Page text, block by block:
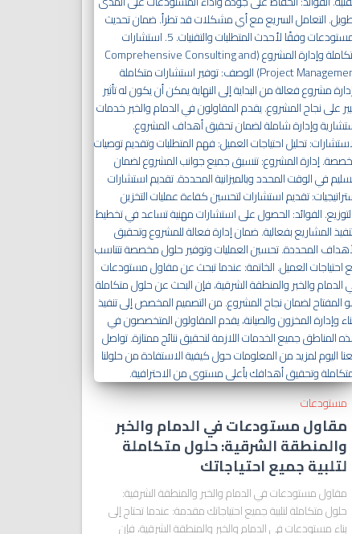
مستودعات
مقاول مستودعات في الدمام والخبر
والمنطقة الشرقية: حلول متكاملة
لتلبية جميع احتياجاتك
مقاول مستودعات في الدمام والخبر والمنطقة الشرقية:
حلول متكاملة لتلبية جميع احتياجاتك مقدمة: عندما تحتاج إلى
بناء مستودعات في الدمام والخبر والمنطقة الشرقية، فإن